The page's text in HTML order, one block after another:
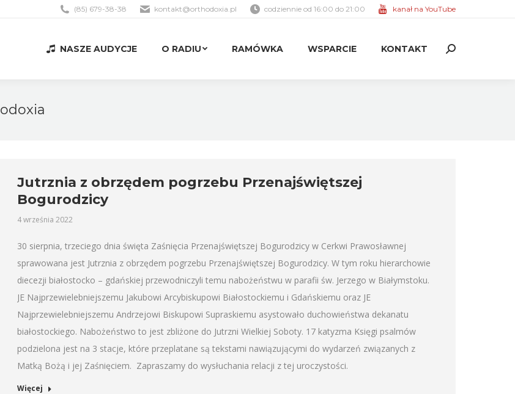
(85) 679-38-38 kontakt@orthodoxia.pl codziennie od 16:00 do 21:00 kanał na YouTube
NASZE AUDYCJE O RADIU RAMÓWKA WSPARCIE KONTAKT Search:
Jutrznia z obrzędem pogrzebu Przenajświętszej
Bogurodzicy
4 września 2022
30 sierpnia, trzeciego dnia święta Zaśnięcia Przenajświętszej Bogurodzicy w Cerkwi Prawosławnej
sprawowana jest Jutrznia z obrzędem pogrzebu Przenajświętszej Bogurodzicy. W tym roku hierarchowie
diecezji białostocko – gdańskiej przewodniczyli temu nabożeństwu w parafii św. Jerzego w Białymstoku.
JE Najprzewielebniejszemu Jakubowi Arcybiskupowi Białostockiemu i Gdańskiemu oraz JE
Najprzewielebniejszemu Andrzejowi Biskupowi Supraskiemu asystowało duchowieństwa dekanatu
białostockiego. Nabożeństwo to jest zbliżone do Jutrzni Wielkiej Soboty. 17 katyzma Księgi psalmów
podzielona jest na 3 stacje, które przeplatane są tekstami nawiązującymi do wydarzeń związanych z
Matką Bożą i jej Zaśnięciem. Zapraszamy do wysłuchania relacji z tej uroczystości.
Więcej